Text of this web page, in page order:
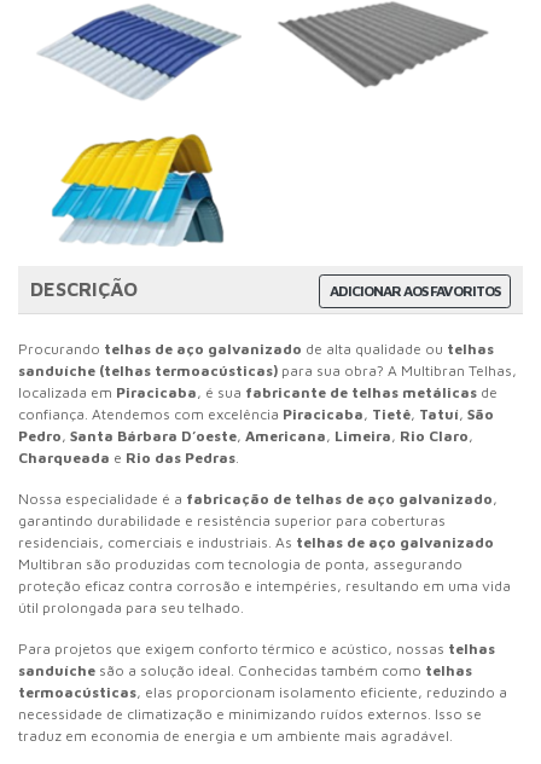
ADICIONAR AOS FAVORITOS
DESCRIÇÃO
Procurando telhas de aço galvanizado de alta qualidade ou telhas
sanduíche (telhas termoacústicas) para sua obra? A Multibran Telhas,
localizada em Piracicaba, é sua fabricante de telhas metálicas de
confiança. Atendemos com excelência Piracicaba, Tietê, Tatuí, São
Pedro, Santa Bárbara D’oeste, Americana, Limeira, Rio Claro,
Charqueada e Rio das Pedras
Nossa especialidade é a fabricação de telhas de aço galvanizado,
garantindo durabilidade e resistência superior para coberturas
residenciais, comerciais e industriais. As telhas de aço galvanizado
Multibran são produzidas com tecnologia de ponta, assegurando
proteção eficaz contra corrosão e intempéries, resultando em uma vida
útil prolongada para seu telhado.
Para projetos que exigem conforto térmico e acústico, nossas telhas
sanduíche são a solução ideal. Conhecidas também como telhas
termoacústicas, elas proporcionam isolamento eficiente, reduzindo a
necessidade de climatização e minimizando ruídos externos. Isso se
traduz em economia de energia e um ambiente mais agradável.